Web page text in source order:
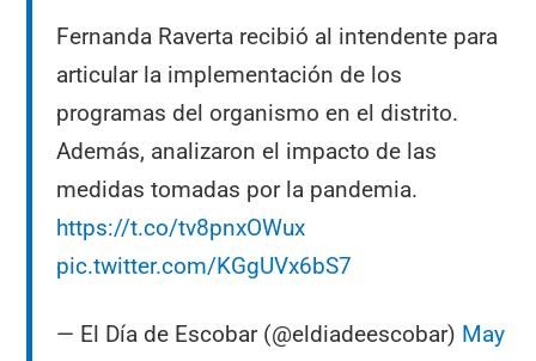
Fernanda Raverta recibió al intendente para
articular la implementación de los
programas del organismo en el distrito.
Además, analizaron el impacto de las
medidas tomadas por la pandemia.
https://t.co/tv8pnxOWux
pic.twitter.com/KGgUVx6bS7
— El Día de Escobar (@eldiadeescobar) May